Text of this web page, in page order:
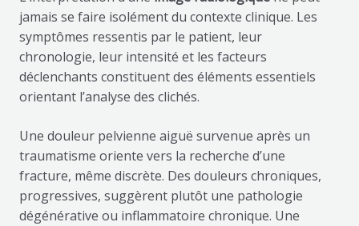
jamais se faire isolément du contexte clinique. Les
symptômes ressentis par le patient, leur
chronologie, leur intensité et les facteurs
déclenchants constituent des éléments essentiels
orientant l’analyse des clichés.
Une douleur pelvienne aiguë survenue après un
traumatisme oriente vers la recherche d’une
fracture, même discrète. Des douleurs chroniques,
progressives, suggèrent plutôt une pathologie
dégénérative ou inflammatoire chronique. Une